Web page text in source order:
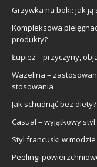
Grzywka na boki: jak
Kompleksowa
produkty?
Łupież – przyczyny,
Wazelina –
stosowania
Jak schudnąć bez
Casual – wyjątkowy
Styl francuski w
Peelingi